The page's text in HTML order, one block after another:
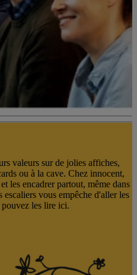
valeurs sur de jolies affiches,
ou à la cave. Chez innocent,
les encadrer partout, même dans
vous empêche d'aller les
pouvez les lire ici.